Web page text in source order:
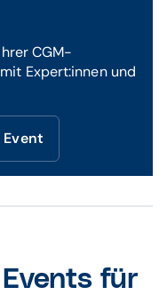
CGM-
Expert:innen und
für